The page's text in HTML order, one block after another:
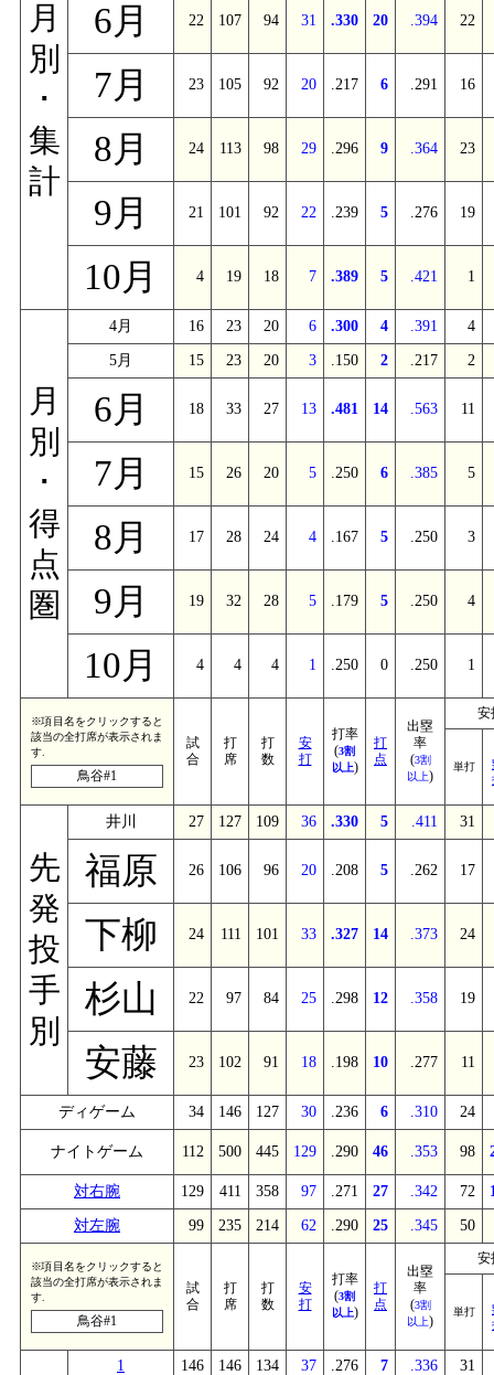
月
別
･
集
計
6月 22 107 94 31 .330 20 .394 22
7月 23 105 92 20 .217 6 .291 16
8月 24 113 98 29 .296 9 .364 23
9月 21 101 92 22 .239 5 .276 19
10月 4 19 18 7 .389 5 .421 1
月
別
･
得
点
圏
4月 16 23 20 6 .300 4 .391 4
5月 15 23 20 3 .150 2 .217 2
6月 18 33 27 13 .481 14 .563 11
7月 15 26 20 5 .250 6 .385 5
8月 17 28 24 4 .167 5 .250 3
9月 19 32 28 5 .179 5 .250 4
10月 4 4 4 1 .250 0 .250 1
※項目名をクリックすると
該当の全打席が表示されま
す.
鳥谷#1
試
合
打
席
打
数
安
打
打率
(3割
以上)
打
点
出塁
率
(3割
以上)
安
単打
先
発
投
手
別
井川 27 127 109 36 .330 5 .411 31
福原 26 106 96 20 .208 5 .262 17
下柳 24 111 101 33 .327 14 .373 24
杉山 22 97 84 25 .298 12 .358 19
安藤 23 102 91 18 .198 10 .277 11
ディゲーム 34 146 127 30 .236 6 .310 24
ナイトゲーム 112 500 445 129 .290 46 .353 98
対右腕 129 411 358 97 .271 27 .342 72
対左腕 99 235 214 62 .290 25 .345 50
※項目名をクリックすると
該当の全打席が表示されま
す.
鳥谷#1
試
合
打
席
打
数
安
打
打率
(3割
以上)
打
点
出塁
率
(3割
以上)
安
単打
1 146 146 134 37 .276 7 .336 31